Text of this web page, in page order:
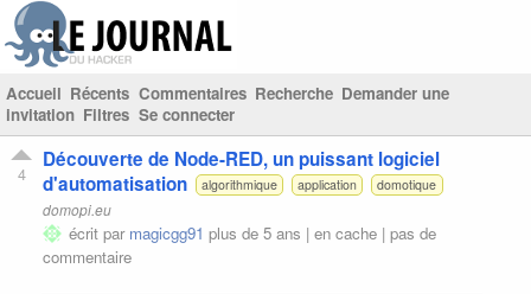
Accueil Récents Commentaires Recherche Demander une
invitation Filtres Se connecter
4
Découverte de Node-RED, un puissant logiciel
d'automatisation
algorithmique application domotique
domopi.eu
écrit par magicgg91 plus de 5 ans | en cache | pas de
commentaire